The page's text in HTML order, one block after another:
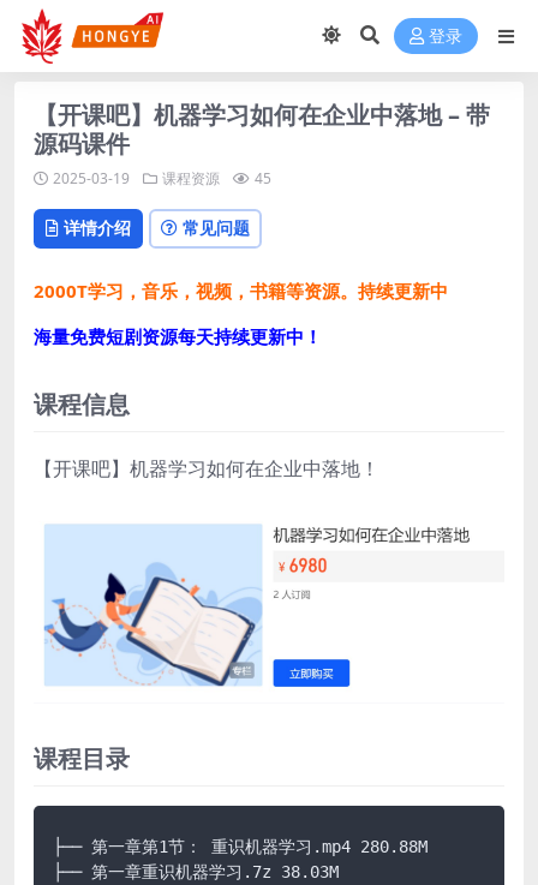
登录
【开课吧】机器学习如何在企业中落地 – 带
源码课件
2025-03-19 课程资源 45
详情介绍 常见问题
2000T学习，音乐，视频，书籍等资源。持续更新中
海量免费短剧资源每天持续更新中！
课程信息
【开课吧】机器学习如何在企业中落地！
课程目录
├── 第一章第1节： 重识机器学习.mp4 280.88M
├── 第一章重识机器学习.7z 38.03M